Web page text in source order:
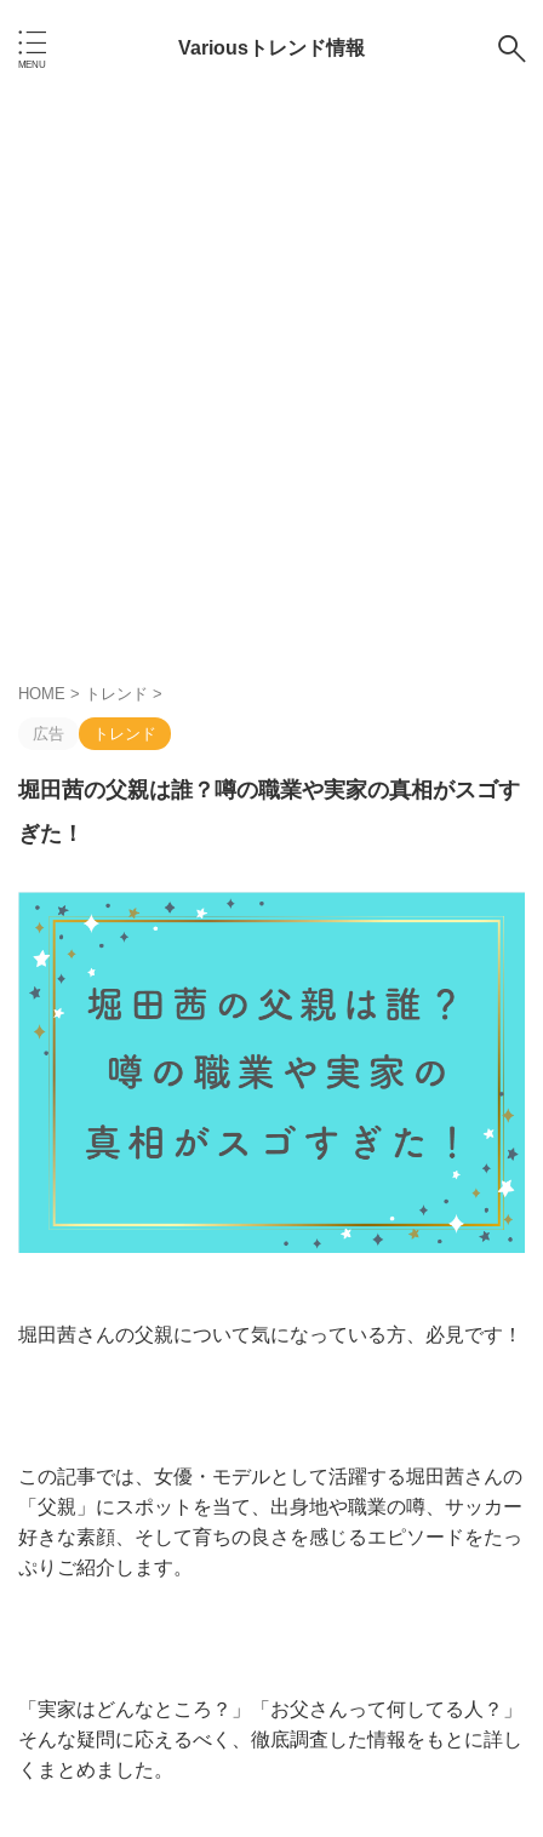
Variousトレンド情報
HOME > トレンド >
広告 トレンド
堀田茜の父親は誰？噂の職業や実家の真相がスゴす
ぎた！
堀田茜さんの父親について気になっている方、必見です！
この記事では、女優・モデルとして活躍する堀田茜さんの
「父親」にスポットを当て、出身地や職業の噂、サッカー
好きな素顔、そして育ちの良さを感じるエピソードをたっ
ぷりご紹介します。
「実家はどんなところ？」「お父さんって何してる人？」
そんな疑問に応えるべく、徹底調査した情報をもとに詳し
くまとめました。